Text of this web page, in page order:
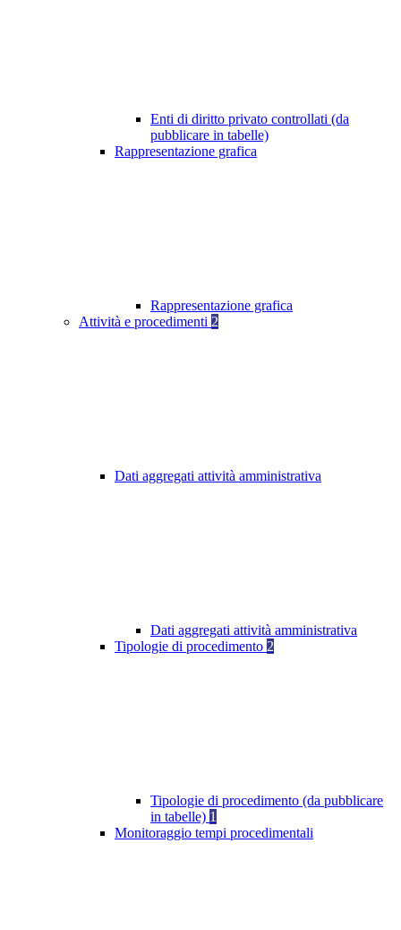
Enti di diritto privato controllati (da
pubblicare in tabelle)
Rappresentazione grafica
Rappresentazione grafica
Attività e procedimenti 2
Dati aggregati attività amministrativa
Dati aggregati attività amministrativa
Tipologie di procedimento 2
Tipologie di procedimento (da pubblicare
in tabelle) 1
Monitoraggio tempi procedimentali